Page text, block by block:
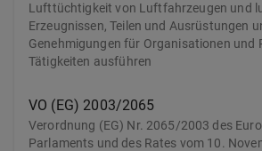
Lufttüchtigkeit von Luftfahrzeugen und
Erzeugnissen, Teilen und Ausrüstungen
Genehmigungen für Organisationen und
Tätigkeiten ausführen
VO (EG) 2003/2065
Verordnung (EG) Nr. 2065/2003 des
Parlaments und des Rates vom 10.